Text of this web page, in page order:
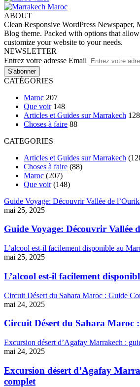
ABOUT
Clean Responsive WordPress Newspaper,
Blog theme. Packed with options that
customize your website to your needs.
NEWSLETTER
Entrez votre adresse Email
CATÉGORIES
Maroc 207
Que voir 148
Articles et Guides sur Marrakech 128
Choses à faire 88
CATEGORIES
Articles et Guides sur Marrakech
Choses à faire (88)
Maroc (207)
Que voir(148)
Guide Voyage: Découvrir Vallée de
mai 25, 2025
Guide Voyage: Découvrir Vallée
L’alcool est-il facilement disponible au
mai 25, 2025
L’alcool est-il facilement
Circuit Désert du Sahara Maroc : Guide
mai 24, 2025
Circuit Désert du Sahara Maroc
Excursion désert d’Agafay Marrakech :
mai 24, 2025
Excursion désert d’Agafay
complet